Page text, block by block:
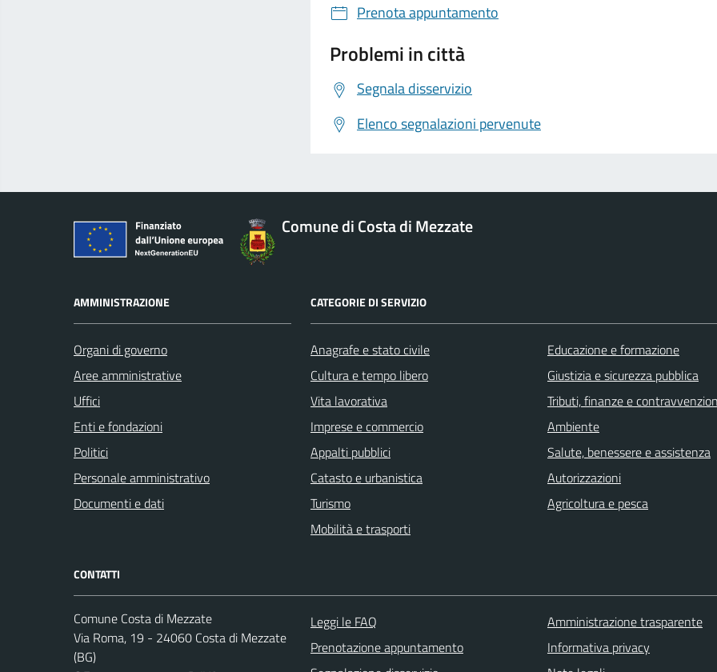
Prenota appuntamento
Problemi in città
Segnala disservizio
Elenco segnalazioni pervenute
Comune di Costa di Mezzate
AMMINISTRAZIONE
Organi di governo
Aree amministrative
Uffici
Enti e fondazioni
Politici
Personale amministrativo
Documenti e dati
CATEGORIE DI SERVIZIO
Anagrafe e stato civile
Cultura e tempo libero
Vita lavorativa
Imprese e commercio
Appalti pubblici
Catasto e urbanistica
Turismo
Mobilità e trasporti
Educazione e formazione
Giustizia e sicurezza pubblica
Tributi, finanze e
Ambiente
Salute, benessere e assistenza
Autorizzazioni
Agricoltura e pesca
CONTATTI
Comune Costa di Mezzate
Via Roma, 19 - 24060 Costa di Mezzate
(BG)
Leggi le FAQ
Prenotazione appuntamento
Amministrazione trasparente
Informativa privacy